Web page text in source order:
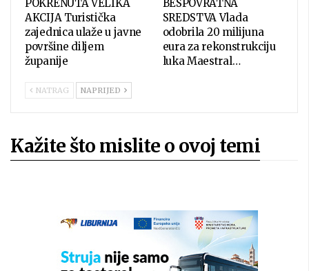
POKRENUTA VELIKA
AKCIJA Turistička
zajednica ulaže u javne
površine diljem
županije
BESPOVRATNA
SREDSTVA Vlada
odobrila 20 milijuna
eura za rekonstrukciju
luka Maestral…
NATRAG NAPRIJED
Kažite što mislite o ovoj temi